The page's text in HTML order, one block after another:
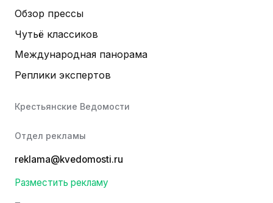
Обзор прессы
Чутьё классиков
Международная панорама
Реплики экспертов
Крестьянские Ведомости
Отдел рекламы
reklama@kvedomosti.ru
Разместить рекламу